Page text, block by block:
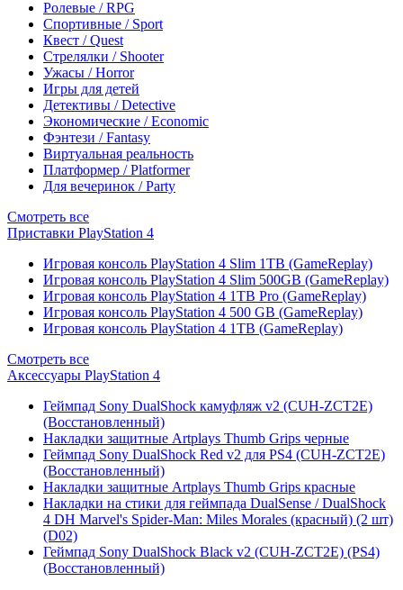
Ролевые / RPG
Спортивные / Sport
Квест / Quest
Стрелялки / Shooter
Ужасы / Horror
Игры для детей
Детективы / Detective
Экономические / Economic
Фэнтези / Fantasy
Виртуальная реальность
Платформер / Platformer
Для вечеринок / Party
Смотреть все
Приставки PlayStation 4
Игровая консоль PlayStation 4 Slim 1TB (GameReplay)
Игровая консоль PlayStation 4 Slim 500GB (GameReplay)
Игровая консоль PlayStation 4 1TB Pro (GameReplay)
Игровая консоль PlayStation 4 500 GB (GameReplay)
Игровая консоль PlayStation 4 1TB (GameReplay)
Смотреть все
Аксессуары PlayStation 4
Геймпад Sony DualShock камуфляж v2 (CUH-ZCT2E)
(Восстановленный)
Накладки защитные Artplays Thumb Grips черные
Геймпад Sony DualShock Red v2 для PS4 (CUH-ZCT2E)
(Восстановленный)
Накладки защитные Artplays Thumb Grips красные
Накладки на стики для геймпада DualSense / DualShock
4 DH Marvel's Spider-Man: Miles Morales (красный) (2 шт)
(D02)
Геймпад Sony DualShock Black v2 (CUH-ZCT2E) (PS4)
(Восстановленный)